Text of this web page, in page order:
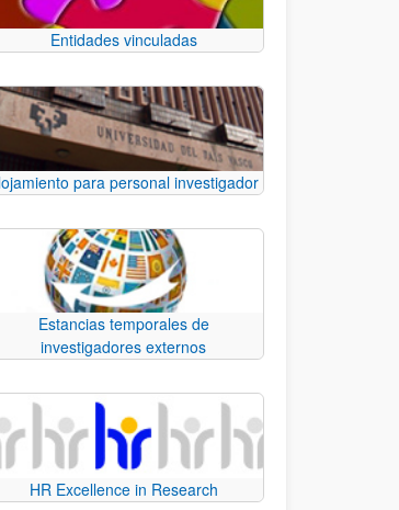
Entidades vinculadas
para personal investigador
Estancias temporales de
investigadores externos
HR Excellence in Research